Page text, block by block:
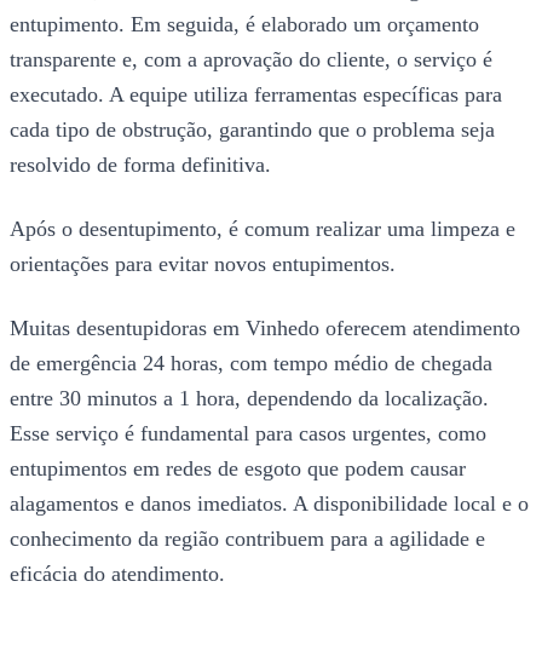
entupimento. Em seguida, é elaborado um orçamento
transparente e, com a aprovação do cliente, o serviço é
executado. A equipe utiliza ferramentas específicas para
cada tipo de obstrução, garantindo que o problema seja
resolvido de forma definitiva.
Após o desentupimento, é comum realizar uma limpeza e
orientações para evitar novos entupimentos.
Muitas desentupidoras em Vinhedo oferecem atendimento
de emergência 24 horas, com tempo médio de chegada
entre 30 minutos a 1 hora, dependendo da localização.
Esse serviço é fundamental para casos urgentes, como
entupimentos em redes de esgoto que podem causar
alagamentos e danos imediatos. A disponibilidade local e o
conhecimento da região contribuem para a agilidade e
eficácia do atendimento.